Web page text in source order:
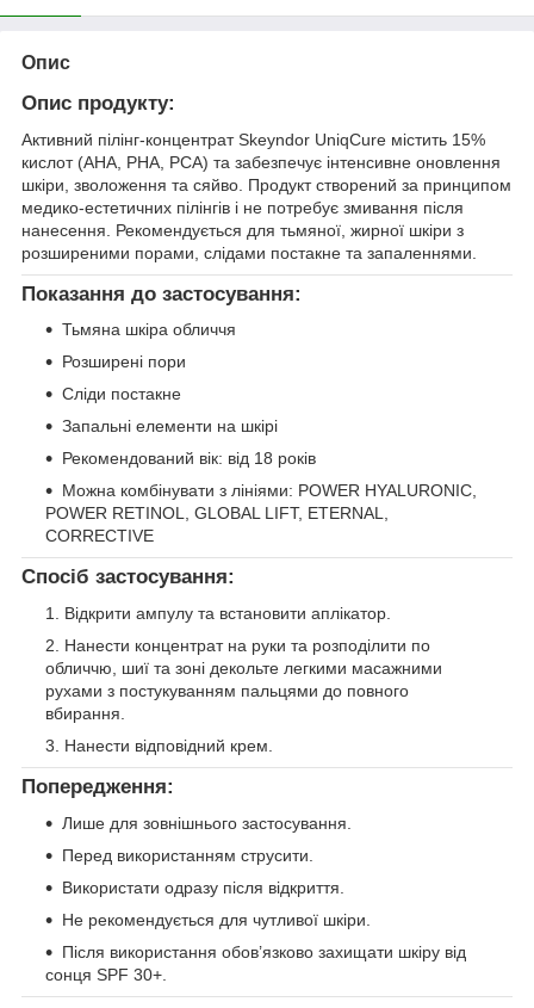
Опис
Опис продукту:
Активний пілінг-концентрат Skeyndor UniqCure містить 15%
кислот (AHA, PHA, PCA) та забезпечує інтенсивне оновлення
шкіри, зволоження та сяйво. Продукт створений за принципом
медико-естетичних пілінгів і не потребує змивання після
нанесення. Рекомендується для тьмяної, жирної шкіри з
розширеними порами, слідами постакне та запаленнями.
Показання до застосування:
Тьмяна шкіра обличчя
Розширені пори
Сліди постакне
Запальні елементи на шкірі
Рекомендований вік: від 18 років
Можна комбінувати з лініями: POWER HYALURONIC,
POWER RETINOL, GLOBAL LIFT, ETERNAL,
CORRECTIVE
Спосіб застосування:
Відкрити ампулу та встановити аплікатор.
Нанести концентрат на руки та розподілити по
обличчю, шиї та зоні декольте легкими масажними
рухами з постукуванням пальцями до повного
вбирання.
Нанести відповідний крем.
Попередження:
Лише для зовнішнього застосування.
Перед використанням струсити.
Використати одразу після відкриття.
Не рекомендується для чутливої шкіри.
Після використання обов’язково захищати шкіру від
сонця SPF 30+.